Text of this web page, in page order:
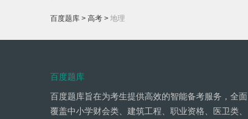
百度题库 > 高考 > 地理
百度题库
百度题库旨在为考生提供高效的智能备考服务，全面
覆盖中小学财会类、建筑工程、职业资格、医卫类、